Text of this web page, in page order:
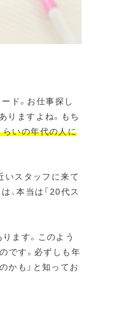
ド。お仕事探し
りますよね。もち
らいの年代の人に
いスタッフに来て
、本当は「20代ス
ます。このよう
のです。必ずしも年
かも」と知ってお